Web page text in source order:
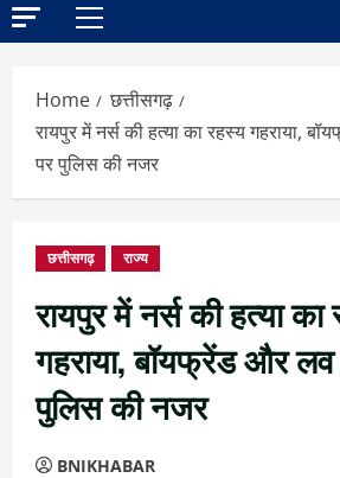
Home
छत्तीसगढ़
रायपुर में नर्स की हत्या का रहस्य गहराया,
पर पुलिस की नजर
छत्तीसगढ़ राज्य
रायपुर में नर्स की हत्या
गहराया, बॉयफ्रेंड और
पुलिस की नजर
BNIKHABAR